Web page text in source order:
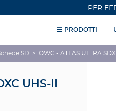
PER
PRODOTTI
SD > OWC - ATLAS ULTRA
UHS-II